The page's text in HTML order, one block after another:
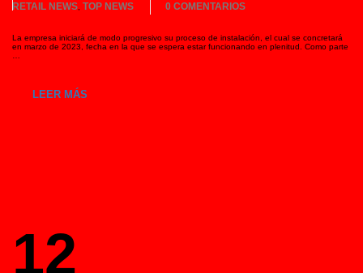
RETAIL NEWS TOP NEWS
0 COMENTARIOS
La empresa iniciará de modo progresivo su proceso de instalación, el cual se concretará
en marzo de 2023, fecha en la que se espera estar funcionando en plenitud. Como parte
LEER MÁS
12